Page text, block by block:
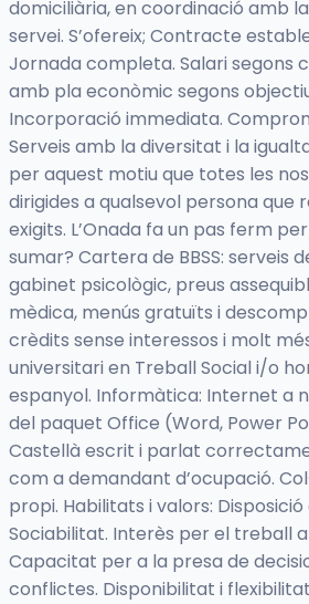
domiciliària, en coordinació amb
servei. S’ofereix; Contracte
Jornada completa. Salari segons
amb pla econòmic segons
Incorporació immediata.
Serveis amb la diversitat i la
per aquest motiu que totes les
dirigides a qualsevol persona que
exigits. L’Onada fa un pas ferm
sumar? Cartera de BBSS: serveis
gabinet psicològic, preus
mèdica, menús gratuïts i
crèdits sense interessos i molt
universitari en Treball Social i/o
espanyol. Informàtica: Internet a
del paquet Office (Word, Power
Castellà escrit i parlat
com a demandant d’ocupació.
propi. Habilitats i valors: Disposició
Sociabilitat. Interès per el treball
Capacitat per a la presa de
conflictes. Disponibilitat i